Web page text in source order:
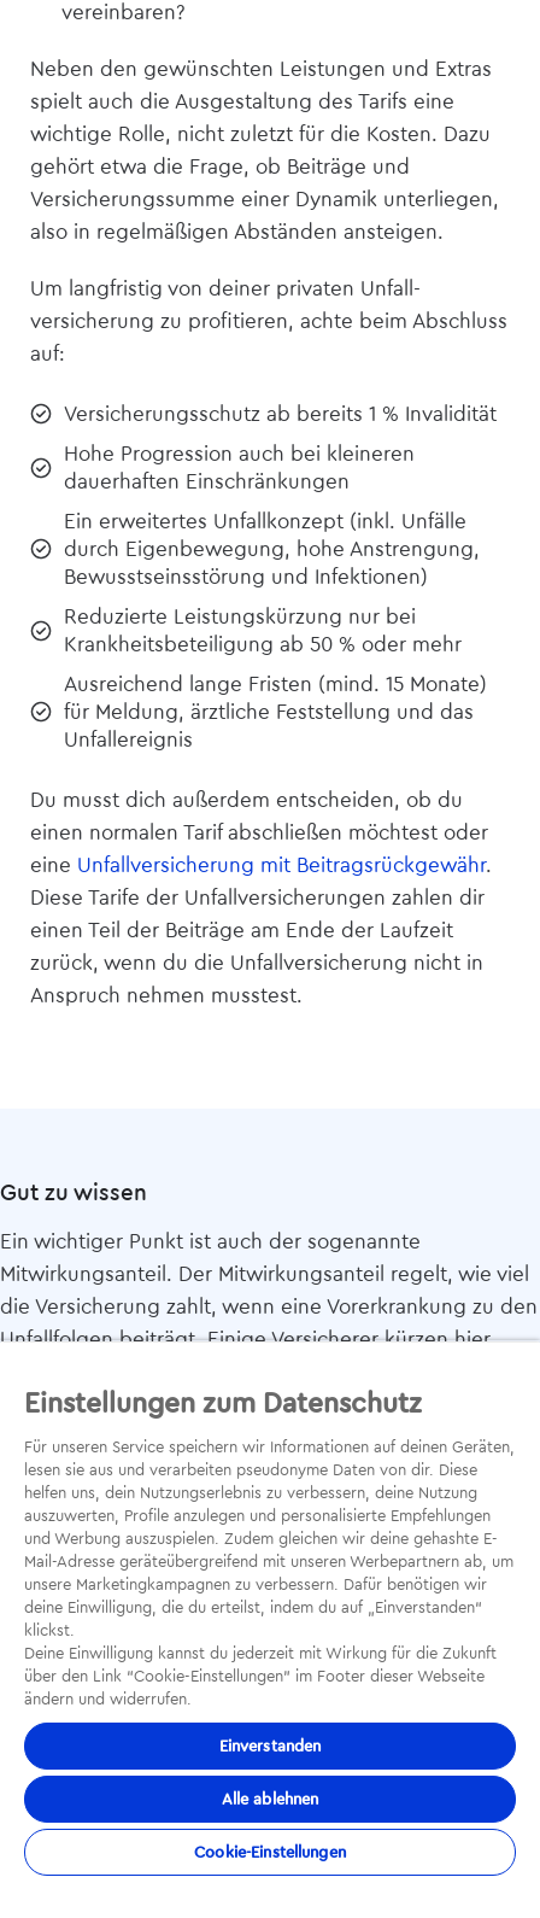
vereinbaren?
Neben den gewünschten Leistungen und Extras
spielt auch die Ausgestaltung des Tarifs eine
wichtige Rolle, nicht zuletzt für die Kosten. Dazu
gehört etwa die Frage, ob Beiträge und
Versicherungssumme einer Dynamik unterliegen,
also in regelmäßigen Abständen ansteigen.
Um langfristig von deiner privaten Unfall­
versicherung zu profitieren, achte beim Abschluss
auf:
Versicherungsschutz ab bereits 1 % Invalidität
Hohe Progression auch bei kleineren
dauerhaften Einschränkungen
Ein erweitertes Unfallkonzept (inkl. Unfälle
durch Eigenbewegung, hohe Anstrengung,
Bewusstseinsstörung und Infektionen)
Reduzierte Leistungskürzung nur bei
Krankheitsbeteiligung ab 50 % oder mehr
Ausreichend lange Fristen (mind. 15 Monate)
für Meldung, ärztliche Feststellung und das
Unfallereignis
Du musst dich außerdem entscheiden, ob du
einen normalen Tarif abschließen möchtest oder
eine Unfall­versicherung mit Beitragsrückgewähr.
Diese Tarife der Unfall­versicherungen zahlen dir
einen Teil der Beiträge am Ende der Laufzeit
zurück, wenn du die Unfall­versicherung nicht in
Anspruch nehmen musstest.
Gut zu wissen
Ein wichtiger Punkt ist auch der sogenannte
Mitwirkungsanteil. Der Mitwirkungsanteil regelt, wie viel
die Versicherung zahlt, wenn eine Vorerkrankung zu den
Unfallfolgen beiträgt. Einige Versicherer kürzen hier
mindestens 50 % zur Verletzung beiträgt. Es gibt sogar
Anbieter, die auf diese Kürzung komplett verzichten –
ein Punkt, der deinen Schutz deutlich stärken kann.
Kann man eine Unfall­versicherung
online abschließen?
Viele Versicherer bieten die Möglichkeit, die
Unfall­versicherung online abzuschließen. Dies ist
meist schnell erledigt. Neben deinen
persönlichen Daten musst du dabei zum Beispiel
Einstellungen zum Datenschutz
Für unseren Service speichern wir Informationen auf deinen Geräten,
lesen sie aus und verarbeiten pseudonyme Daten von dir. Diese
helfen uns, dein Nutzungserlebnis zu verbessern, deine Nutzung
auszuwerten, Profile anzulegen und personalisierte Empfehlungen
und Werbung auszuspielen. Zudem gleichen wir deine gehashte E-
Mail-Adresse geräteübergreifend mit unseren Werbepartnern ab, um
unsere Marketingkampagnen zu verbessern. Dafür benötigen wir
deine Einwilligung, die du erteilst, indem du auf „Einverstanden“
klickst.
Deine Einwilligung kannst du jederzeit mit Wirkung für die Zukunft
über den Link “Cookie-Einstellungen” im Footer dieser Webseite
ändern und widerrufen.
Einverstanden
Alle ablehnen
Cookie-Einstellungen